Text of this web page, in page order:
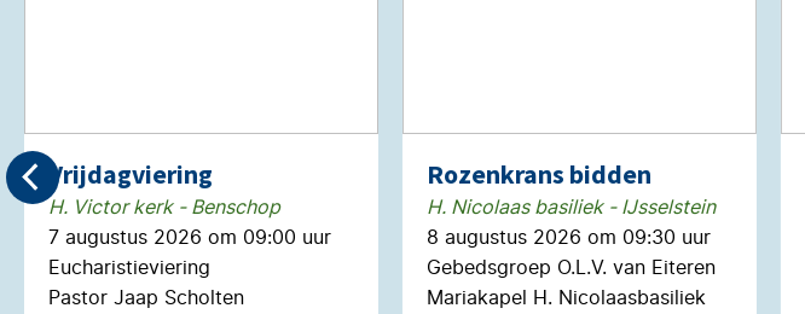
Vrijdagviering
H. Victor kerk - Benschop
7 augustus 2026 om 09:00 uur
Eucharistieviering
Pastor Jaap Scholten
Rozenkrans bidden
H. Nicolaas basiliek - IJsselstein
8 augustus 2026 om 09:30 uur
Gebedsgroep O.L.V. van Eiteren
Mariakapel H. Nicolaasbasiliek